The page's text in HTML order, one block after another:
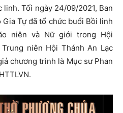
Tối ngày 24/09/2021, Ban
Tự đã tổ chức buổi Bồi linh
niên và Nữ giới trong Hội
niên Hội Thánh An Lạc
chương trình là Mục sư Phan